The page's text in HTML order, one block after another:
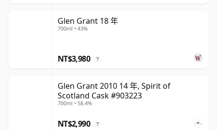
Glen Grant 18 年
700ml • 43%
NT$3,980 ?
Glen Grant 2010 14 年, Spirit of
Scotland Cask #903223
700ml • 58.4%
NT$2,990 ?